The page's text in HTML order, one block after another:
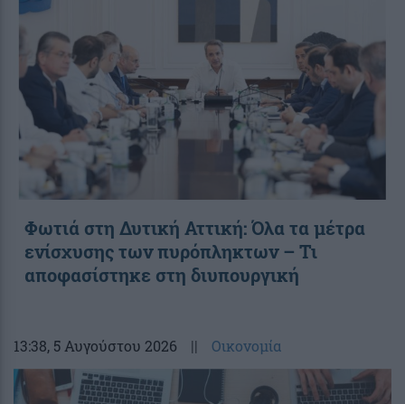
Φωτιά στη Δυτική Αττική: Όλα τα μέτρα
ενίσχυσης των πυρόπληκτων – Τι
αποφασίστηκε στη διυπουργική
13:38, 5 Αυγούστου 2026 || Οικονομία